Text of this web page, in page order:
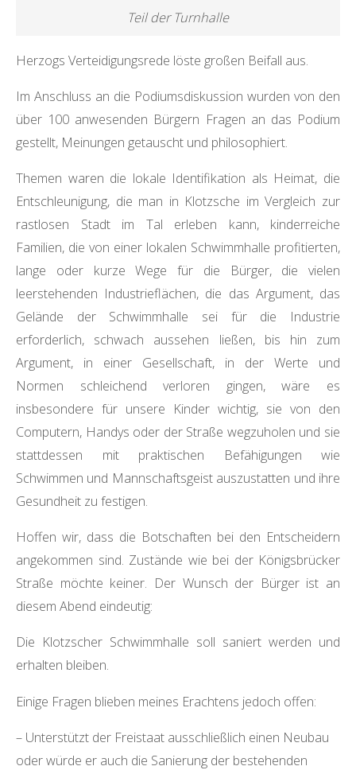
Teil der Turnhalle
Herzogs Verteidigungsrede löste großen Beifall aus.
Im Anschluss an die Podiumsdiskussion wurden von den
über 100 anwesenden Bürgern Fragen an das Podium
gestellt, Meinungen getauscht und philosophiert.
Themen waren die lokale Identifikation als Heimat, die
Entschleunigung, die man in Klotzsche im Vergleich zur
rastlosen Stadt im Tal erleben kann, kinderreiche
Familien, die von einer lokalen Schwimmhalle profitierten,
lange oder kurze Wege für die Bürger, die vielen
leerstehenden Industrieflächen, die das Argument, das
Gelände der Schwimmhalle sei für die Industrie
erforderlich, schwach aussehen ließen, bis hin zum
Argument, in einer Gesellschaft, in der Werte und
Normen schleichend verloren gingen, wäre es
insbesondere für unsere Kinder wichtig, sie von den
Computern, Handys oder der Straße wegzuholen und sie
stattdessen mit praktischen Befähigungen wie
Schwimmen und Mannschaftsgeist auszustatten und ihre
Gesundheit zu festigen.
Hoffen wir, dass die Botschaften bei den Entscheidern
angekommen sind. Zustände wie bei der Königsbrücker
Straße möchte keiner. Der Wunsch der Bürger ist an
diesem Abend eindeutig:
Die Klotzscher Schwimmhalle soll saniert werden und
erhalten bleiben.
Einige Fragen blieben meines Erachtens jedoch offen:
– Unterstützt der Freistaat ausschließlich einen Neubau
oder würde er auch die Sanierung der bestehenden